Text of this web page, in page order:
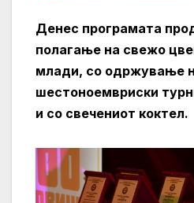
Денес програмата
полагање на свежо
млади, со одржување
шестоноемвриски
и со свечениот коктел.